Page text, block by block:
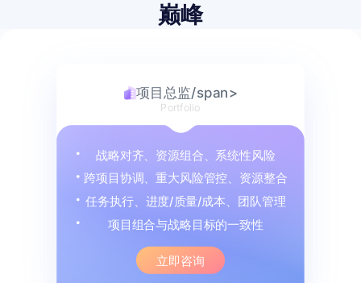
巅峰
项目总监/span>
Portfolio
战略对齐、资源组合、系统性风险
跨项目协调、重大风险管控、资源整合
任务执行、进度/质量/成本、团队管理
项目组合与战略目标的一致性
立即咨询